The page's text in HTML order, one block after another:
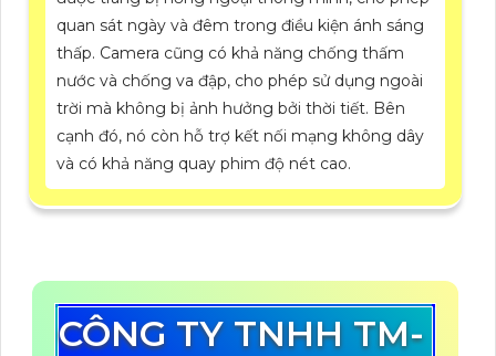
quan sát ngày và đêm trong điều kiện ánh sáng
thấp. Camera cũng có khả năng chống thấm
nước và chống va đập, cho phép sử dụng ngoài
trời mà không bị ảnh hưởng bởi thời tiết. Bên
cạnh đó, nó còn hỗ trợ kết nối mạng không dây
và có khả năng quay phim độ nét cao.
CÔNG TY TNHH TM-